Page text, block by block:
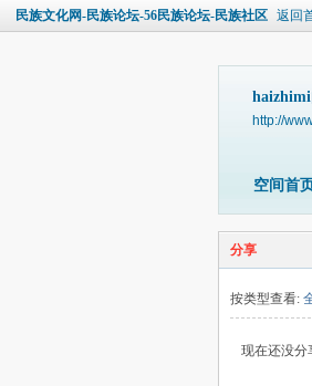
民族文化网-民族论坛-56民族论坛-民族社区 返回
http://
空间首
分享
按类型查看:
现在还没分